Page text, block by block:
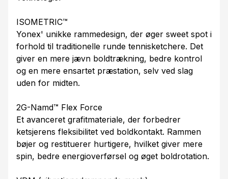
ISOMETRIC™
Yonex' unikke rammedesign, der øger sweet spot i
forhold til traditionelle runde tennisketchere. Det
giver en mere jævn boldtrækning, bedre kontrol
og en mere ensartet præstation, selv ved slag
uden for midten.
2G-Namd™ Flex Force
Et avanceret grafitmateriale, der forbedrer
ketsjerens fleksibilitet ved boldkontakt. Rammen
bøjer og restituerer hurtigere, hvilket giver mere
spin, bedre energioverførsel og øget boldrotation.